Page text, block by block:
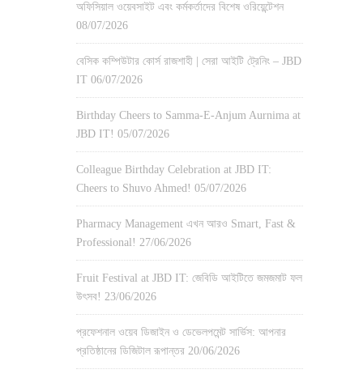
অফিসিয়াল ওয়েবসাইট এবং কর্মকর্তাদের বিশেষ ওরিয়েন্টেশন
08/07/2026
বেসিক কম্পিউটার কোর্স রাজশাহী | সেরা আইটি ট্রেনিং – JBD
IT 06/07/2026
Birthday Cheers to Samma-E-Anjum Aurnima at
JBD IT! 05/07/2026
Colleague Birthday Celebration at JBD IT:
Cheers to Shuvo Ahmed! 05/07/2026
Pharmacy Management এখন আরও Smart, Fast &
Professional! 27/06/2026
Fruit Festival at JBD IT: জেবিডি আইটিতে জমজমাট ফল
উৎসব! 23/06/2026
প্রফেশনাল ওয়েব ডিজাইন ও ডেভেলপমেন্ট সার্ভিস: আপনার
প্রতিষ্ঠানের ডিজিটাল রূপান্তর 20/06/2026